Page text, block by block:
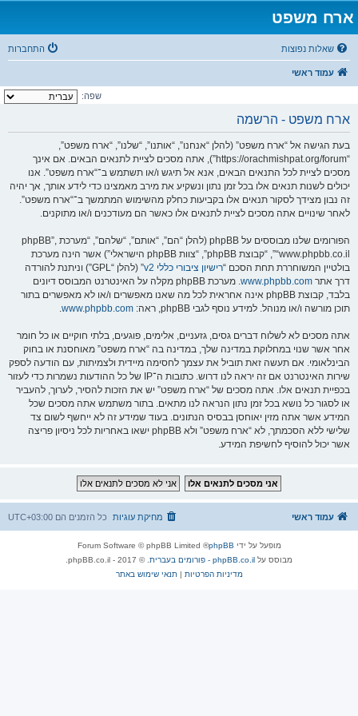
ארח משפט
שאלות נפוצות התחברות
עמוד ראשי
שפה:
ארח משפט - הרשמה
בעת הגישה אל “ארח משפט” (להלן “אנחנו”, “אותנו”, “שלנו”, “ארח משפט”,
“https://orachmishpat.org/forum”), אתה מסכים לציית לתנאים הבאים. אם אינך
מסכים לציית לכל התנאים הבאים, אנא אל תיגש ו/או תשתמש ב־“ארח משפט”. אנו
יכולים לשנות תנאים אלו בכל זמן נתון ונשקיע את מירב מאמצינו כדי לידע אותך, אך יהיה
זה נבון מצידך לסקור תנאים אלו בקביעות כחלק מהשימוש המתמשך ב־“ארח משפט”.
לאחר שינויים אתה מסכים לציית לתנאים אלו כאשר הם מעודכנים ו/או מתוקנים.
הפורומים שלנו מבוססים על phpBB (להלן “הם”, “אותם”, “שלהם”, “מערכת phpBB”,
“www.phpbb.co.il”, “קבוצת phpBB”, “צוות phpBB הישראלי”) אשר הינה מערכת
בולטיין המשוחררת תחת הסכם “רישיון ציבורי כללי v2
” (להלן “GPL”) וניתנת להורדה
דרך אתר www.phpbb.com
. מערכת phpBB מקלה על האינטרנט המבוסס דיונים
בלבד, קבוצת phpBB אינה אחראית לכל מה שאנו מאפשרים ו/או לא מאפשרים בתור
תוכן מורשה ו/או מנוהל. למידע נוסף לגבי phpBB, ראה:
www.phpbb.com
.
אתה מסכים לא לשלוח דברים גסים, גזעניים, אלימים, פוגעים, בלתי חוקיים או כל חומר
אחר אשר שנוי במחלוקת במדינה שלך, במדינה בה “ארח משפט” מאוחסנת או בחוק
הבינלאומי. אם תעשה זאת תוביל את עצמך לחסימה מיידית ולצמיתות, עם הודעה לספק
שירות האינטרנט אם זה יראה לנו דרוש. כתובות ה־IP של כל ההודעות נשמרות כדי לעזור
בכפיית תנאים אלו. אתה מסכים של “ארח משפט” יש את הזכות להסיר, לערוך, להעביר
או לסגור כל נושא בכל זמן נתון הנראה לנו מתאים. בתור משתמש אתה מסכים שכל
המידע אשר אתה מזין יאוחסן בבסיס הנתונים. בעוד שמידע זה לא ייחשף לשום צד
שלישי ללא הסכמתך, לא “ארח משפט” ולא phpBB ישאו באחריות לכל ניסיון פריצה
אשר יכול להוסיף לחשיפת המידע.
עמוד ראשי כל הזמנים הם UTC+03:00 מחיקת עוגיות
מופעל על ידי phpBB
® Forum Software © phpBB Limited
מבוסס על phpBB.co.il - פורומים בעברית
. © 2017 - phpBB.co.il.
מדיניות הפרטיות |תנאי שימוש באתר